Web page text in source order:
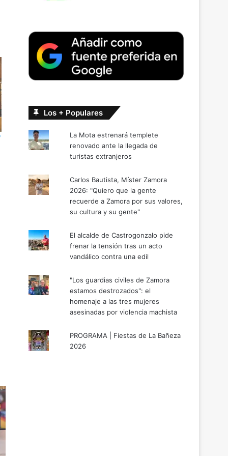
Los + Populares
La Mota estrenará templete
renovado ante la llegada de
turistas extranjeros
Carlos Bautista, Míster Zamora
2026: "Quiero que la gente
recuerde a Zamora por sus valores,
su cultura y su gente"
El alcalde de Castrogonzalo pide
frenar la tensión tras un acto
vandálico contra una edil
"Los guardias civiles de Zamora
estamos destrozados": el
homenaje a las tres mujeres
asesinadas por violencia machista
PROGRAMA | Fiestas de La Bañeza
2026